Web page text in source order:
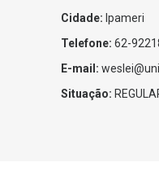
Cidade: Ipameri
Telefone: 62-
E-mail:
Situação: